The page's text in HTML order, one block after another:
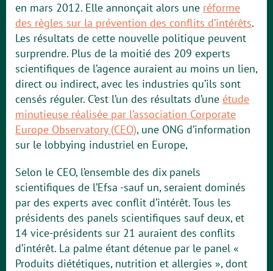
en mars 2012. Elle annonçait alors une réforme
des règles sur la prévention des conflits d’intérêts.
Les résultats de cette nouvelle politique peuvent
surprendre. Plus de la moitié des 209 experts
scientifiques de l’agence auraient au moins un lien,
direct ou indirect, avec les industries qu’ils sont
censés réguler. C’est l’un des résultats d’une étude
minutieuse réalisée par l’association Corporate
Europe Observatory (CEO), une ONG d’information
sur le lobbying industriel en Europe,
Selon le CEO, l’ensemble des dix panels
scientifiques de l’Efsa -sauf un, seraient dominés
par des experts avec conflit d’intérêt. Tous les
présidents des panels scientifiques sauf deux, et
14 vice-présidents sur 21 auraient des conflits
d’intérêt. La palme étant détenue par le panel «
Produits diététiques, nutrition et allergies », dont